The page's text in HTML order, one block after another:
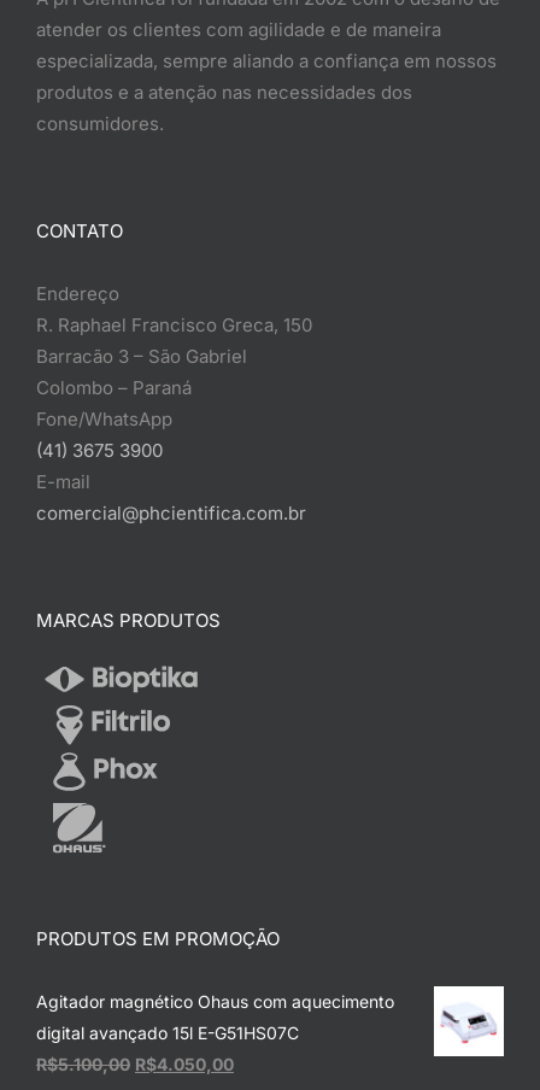
atender os clientes com agilidade e de maneira
especializada, sempre aliando a confiança em nossos
produtos e a atenção nas necessidades dos
consumidores.
CONTATO
Endereço
R. Raphael Francisco Greca, 150
Barracão 3 – São Gabriel
Colombo – Paraná
Fone/WhatsApp
(41) 3675 3900
E-mail
comercial@phcientifica.com.br
MARCAS PRODUTOS
PRODUTOS EM PROMOÇÃO
Agitador magnético Ohaus com aquecimento
digital avançado 15l E-G51HS07C
R$5.100,00 O
R$4.050,00O